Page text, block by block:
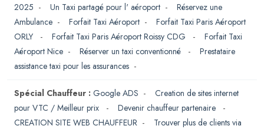
2025 - Un Taxi partagé pour l' aéroport - Réservez une
Ambulance - Forfait Taxi Aéroport - Forfait Taxi Paris Aéroport
ORLY
- Forfait Taxi Paris Aéroport Roissy CDG - Forfait Taxi
Aéroport Nice - Réserver un taxi conventionné - Prestataire
assistance taxi pour les assurances -
Spécial Chauffeur : Google ADS - Creation de sites internet
pour VTC / Meilleur prix
- Devenir chauffeur partenaire
-
CREATION SITE WEB CHAUFFEUR - Trouver plus de clients via